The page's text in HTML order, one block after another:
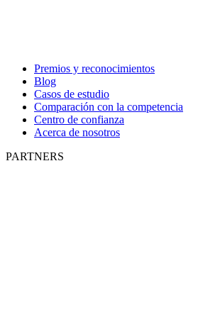
Premios y reconocimientos
Blog
Casos de estudio
Comparación con la competencia
Centro de confianza
Acerca de nosotros
PARTNERS